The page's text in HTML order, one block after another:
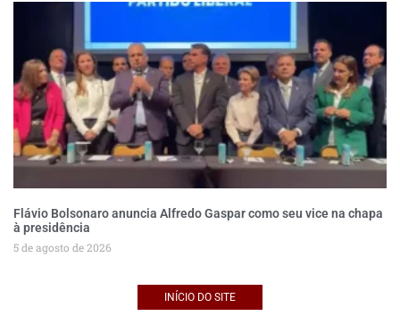
Flávio Bolsonaro anuncia Alfredo Gaspar como seu vice na chapa
à presidência
5 de agosto de 2026
INÍCIO DO SITE